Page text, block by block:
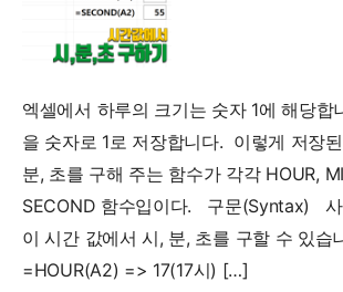
엑셀에서 하루의 크기는 숫자 1에 해당합
을 숫자로 1로 저장합니다. 이렇게 저장
분, 초를 구해 주는 함수가 각각 HOUR,
SECOND 함수입이다. 구문(Syntax)
이 시간 값에서 시, 분, 초를 구할 수 있습
=HOUR(A2) => 17(17시) […]